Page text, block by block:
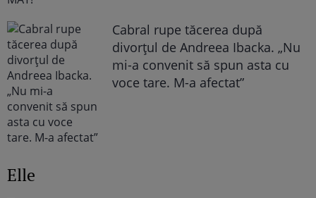
Cabral rupe tăcerea după
divorțul de Andreea Ibacka. „Nu
mi-a convenit să spun asta cu
voce tare. M-a afectat”
Elle